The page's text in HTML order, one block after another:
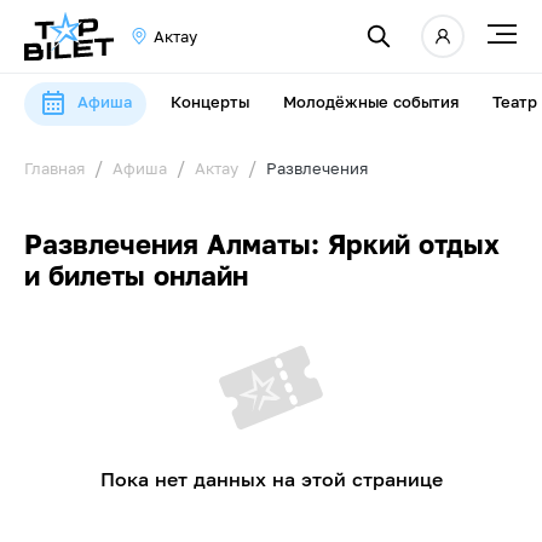
Актау
Афиша Концерты Молодёжные события Театр
Главная Афиша Актау Развлечения
Развлечения Алматы: Яркий отдых
и билеты онлайн
Пока нет данных на этой странице